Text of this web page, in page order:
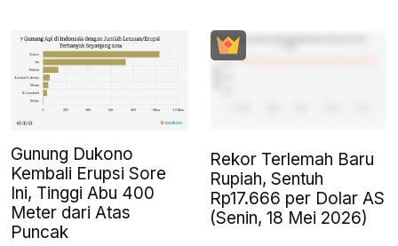
Gunung Dukono
Kembali Erupsi Sore
Ini, Tinggi Abu 400
Meter dari Atas
Puncak
Rekor Terlemah Baru
Rupiah, Sentuh
Rp17.666 per Dolar AS
(Senin, 18 Mei 2026)